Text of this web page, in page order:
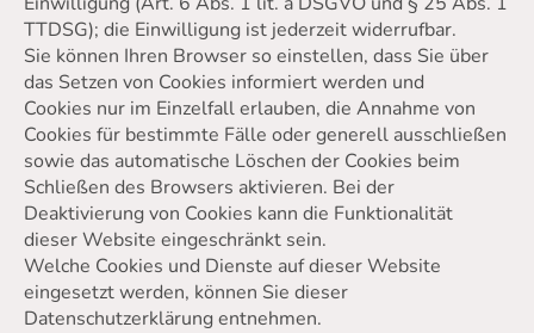
TTDSG); die Einwilligung ist jederzeit widerrufbar.
Sie können Ihren Browser so einstellen, dass Sie über
das Setzen von Cookies informiert werden und
Cookies nur im Einzelfall erlauben, die Annahme von
Cookies für bestimmte Fälle oder generell ausschließen
sowie das automatische Löschen der Cookies beim
Schließen des Browsers aktivieren. Bei der
Deaktivierung von Cookies kann die Funktionalität
dieser Website eingeschränkt sein.
Welche Cookies und Dienste auf dieser Website
eingesetzt werden, können Sie dieser
Datenschutzerklärung entnehmen.